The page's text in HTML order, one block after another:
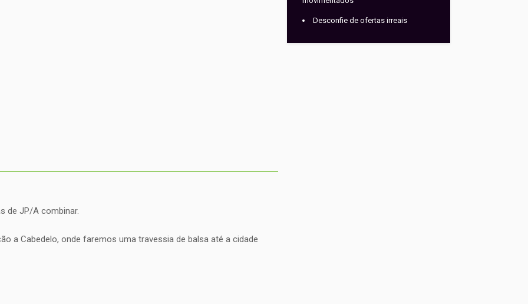
de JP/A combinar.
a Cabedelo, onde faremos uma travessia de balsa até a cidade
Desconfie de ofertas irreais